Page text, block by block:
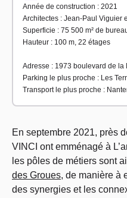
Année de construction : 2021
Architectes : Jean-Paul Viguier
Superficie : 75 500 m² de
Hauteur : 100 m, 22 étages
Adresse : 1973 boulevard de la
Parking le plus proche : Les
Transport le plus proche :
En septembre 2021, près
VINCI ont emménagé à
les pôles de métiers sont
des Groues, de manière à
des synergies et les